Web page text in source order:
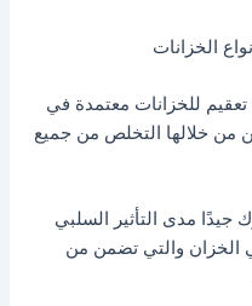
الخزانات
تعقيم للخزانات معتمدة في
من خلالها التخلص من جميع
جيدًا مدى التأثير السلبي
الخزان والتي تضمن من